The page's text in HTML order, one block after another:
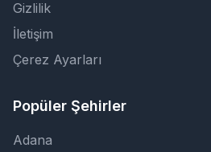
Gizlilik
İletişim
Çerez Ayarları
Popüler Şehirler
Adana